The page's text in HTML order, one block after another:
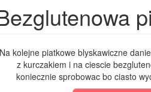
Na kolejne piatkowe blyskawiczne
z kurczakiem i na ciescie
koniecznie sprobowac bo ciasto